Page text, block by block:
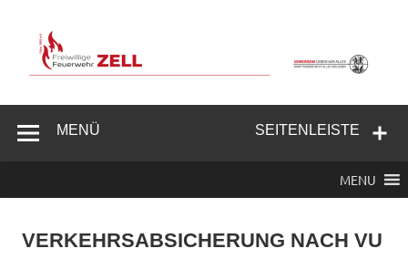
springen
Feuerwehr
SEITENLEISTE
MENÜ
MENU
VERKEHRSABSICHERUNG NACH VU